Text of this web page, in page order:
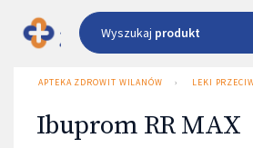
Wyszukaj produkt
APTEKA ZDROWIT WILANÓW › LEKI
Ibuprom RR MAX